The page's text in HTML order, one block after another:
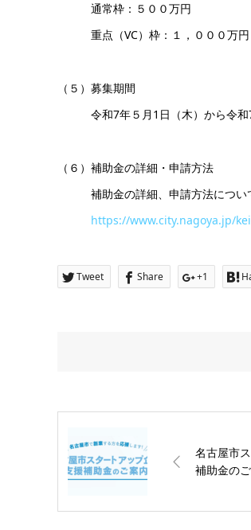
通常枠：５００万円
重点（VC）枠：１，０００万円
（５）募集期間
令和7年５月1日（木）から令和7
（６）補助金の詳細・申請方法
補助金の詳細、申請方法について
https://www.city.nagoya.jp/
Tweet Share +1
名古屋市
補助金の